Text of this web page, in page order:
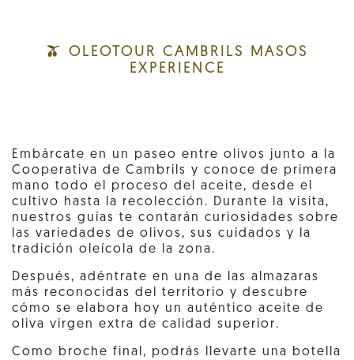
🫒 OLEOTOUR CAMBRILS MASOS
EXPERIENCE
Embárcate en un paseo entre olivos junto a la
Cooperativa de Cambrils y conoce de primera
mano todo el proceso del aceite, desde el
cultivo hasta la recolección. Durante la visita,
nuestros guías te contarán curiosidades sobre
las variedades de olivos, sus cuidados y la
tradición oleícola de la zona.
Después, adéntrate en una de las almazaras
más reconocidas del territorio y descubre
cómo se elabora hoy un auténtico aceite de
oliva virgen extra de calidad superior.
Como broche final, podrás llevarte una botella